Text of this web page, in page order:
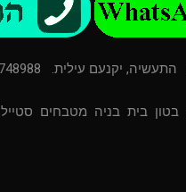
התעשיה, יקנעם עילית. 0524748988
בטון בית בניה מטבחים סטייל